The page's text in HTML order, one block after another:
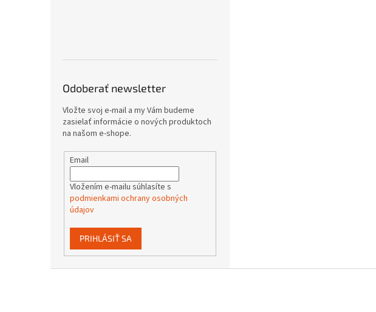
Odoberať newsletter
Vložte svoj e-mail a my Vám budeme
zasielať informácie o nových produktoch
na našom e-shope.
Email
Vložením e-mailu súhlasíte s
podmienkami ochrany osobných
údajov
PRIHLÁSIŤ SA